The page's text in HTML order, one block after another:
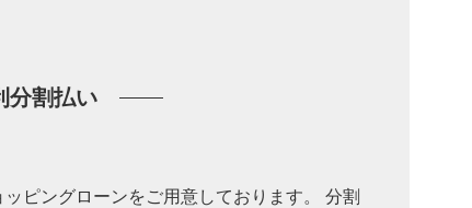
分割払い
ピングローンをご用意しております。 分割